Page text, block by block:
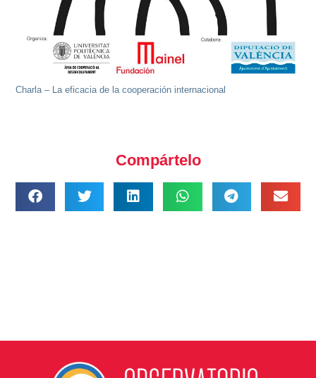
Charla – La eficacia de la cooperación internacional
Compártelo